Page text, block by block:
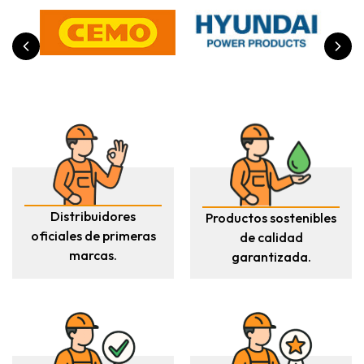
Depósitos de agua RIKUTEC
Depósitos de polietileno para almacenamiento y suministro
500 L hasta capacidades de proyecto. Ver gama en
depósitos de agua.
Depósitos de gasoil y accesorios RIKUTEC
Depósitos homologados EN 13341 para calefacción e
industria, fabricados con la propia tecnología de extrusión-
soplado del grupo. Complementados con kits de bomba
eléctrica 230 V con pistola automática, contador y filtro; y
Tecnologías propias RIKUTEC
Lo que diferencia a RIKUTEC de otros fabricantes de la
competencia:
Distribuidores
oficiales de primeras
marcas.
Productos sostenibles
de calidad
garantizada.